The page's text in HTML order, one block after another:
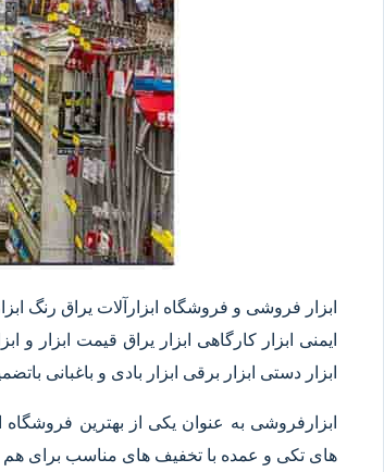
ابزار فروشی و فروشگاه ابزارآلات یراق رنگ
ایمنی ابزار کارگاهی ابزار یراق قیمت ابزار
ابزار دستی ابزار برقی ابزار بادی و باغبانی
ابزارفروشی به عنوان یکی از بهترین
های تکی و عمده با تخفیف های مناسب برای